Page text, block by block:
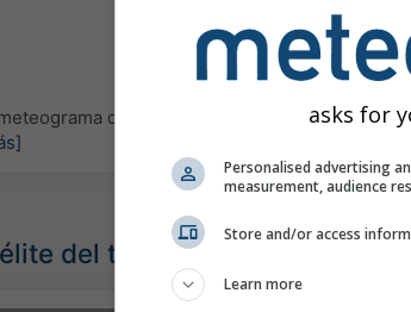
de 5 días para Béjar ofrece toda la
del tiempo, España
asks for
Personalised advertising
measurement, audience
Store and/or access
Learn more